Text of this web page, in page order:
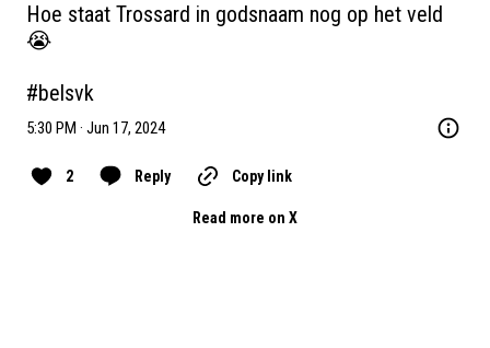
Hoe staat Trossard in godsnaam nog op het veld
😭
#belsvk
5:30 PM · Jun 17, 2024
2 Reply Copy link
Read more on X